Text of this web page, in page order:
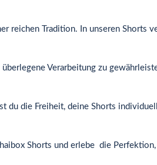
reichen Tradition. In unseren Shorts
Verarbeitung zu
du die Freiheit, deine Shorts
Shorts und erlebe die